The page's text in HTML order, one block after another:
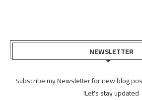
NEWSLETTER
Subscribe my Newsletter for new blog
Let's stay updated!